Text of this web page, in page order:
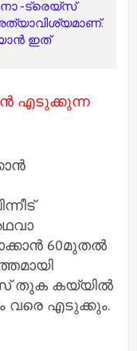
നോ -ട്രെയ്‌സ്
അത്യാവിശ്യമാണ്.
ഇത്
എടുക്കുന്ന
60മുതൽ
തുക കയ്യിൽ
വരെ എടുക്കും.